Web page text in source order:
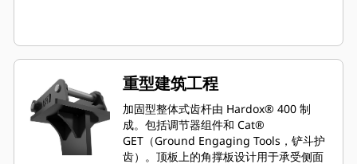
重型建筑工程
加固型整体式齿杆由 Hardox® 400 制
成。包括调节器组件和 Cat®
GET（Ground Engaging Tools，铲斗护
齿）。顶板上的角撑板设计用于承受侧面